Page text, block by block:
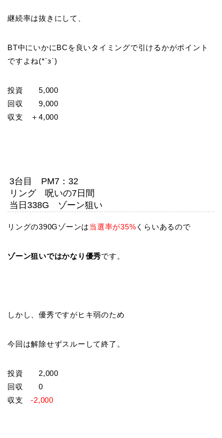
継続率は抜きにして、
BT中にいかにBCを良いタイミングで引けるかがポイント
ですよね(*´з`)
投資 5,000
回収 9,000
収支 ＋4,000
3台目 PM7：32
リング 呪いの7日間
当日338G ゾーン狙い
リングの390Gゾーンは当選率が35% くらいあるので
ゾーン狙いではかなり優秀です。
しかし、優秀ですがヒキ弱のため
今回は解除せずスルーして終了。
投資 2,000
回収 0
収支-2,000